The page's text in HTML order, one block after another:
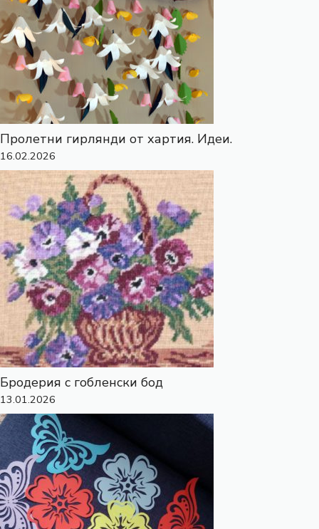
Пролетни гирлянди от хартия. Идеи.
16.02.2026
Бродерия с гобленски бод
13.01.2026